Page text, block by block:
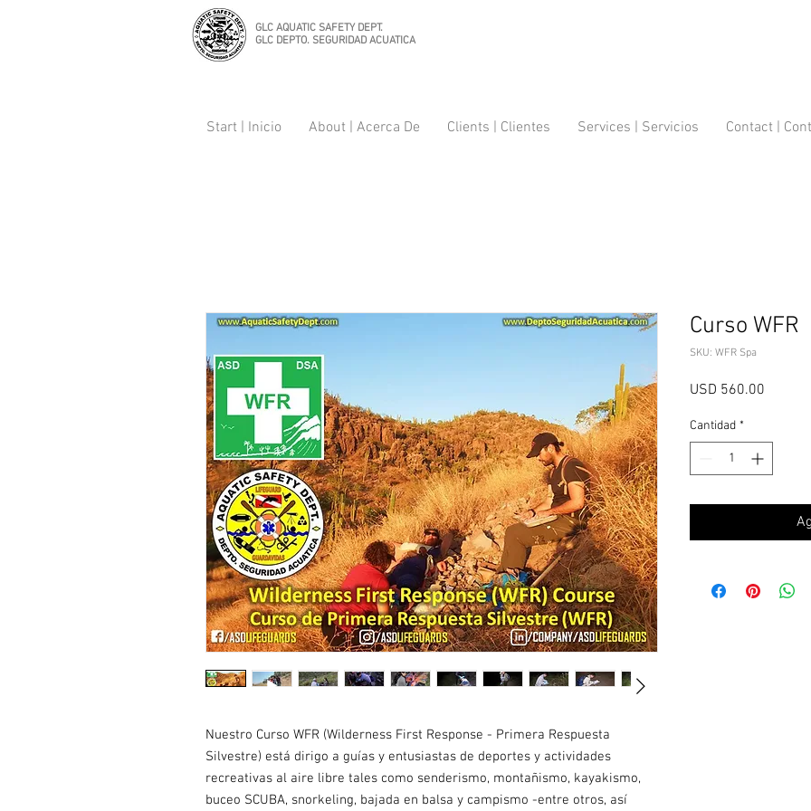
GLC AQUATIC SAFETY DEPT.
GLC DEPTO. SEGURIDAD ACUATICA
Start | Inicio About | Acerca De Clients | Clientes Services | Servicios Contact |
Nuestro Curso WFR (Wilderness First Response - Primera Respuesta
Silvestre) está dirigo a guías y entusiastas de deportes y actividades
recreativas al aire libre tales como senderismo, montañismo, kayakismo,
buceo SCUBA, snorkeling, bajada en balsa y campismo -entre otros, así
Curso WFR
SKU: WFR Spa
USD 560.00
Cantidad *